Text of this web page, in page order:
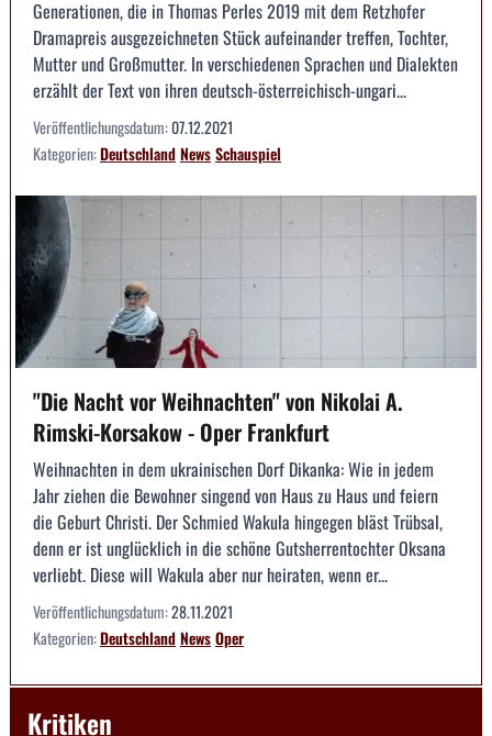
Generationen, die in Thomas Perles 2019 mit dem Retzhofer
Dramapreis ausgezeichneten Stück aufeinander treffen, Tochter,
Mutter und Großmutter. In verschiedenen Sprachen und Dialekten
erzählt der Text von ihren deutsch-österreichisch-ungari...
Veröffentlichungsdatum:07.12.2021
Kategorien:DeutschlandNewsSchauspiel
"Die Nacht vor Weihnachten" von Nikolai A.
Rimski-Korsakow - Oper Frankfurt
Weihnachten in dem ukrainischen Dorf Dikanka: Wie in jedem
Jahr ziehen die Bewohner singend von Haus zu Haus und feiern
die Geburt Christi. Der Schmied Wakula hingegen bläst Trübsal,
denn er ist unglücklich in die schöne Gutsherrentochter Oksana
verliebt. Diese will Wakula aber nur heiraten, wenn er...
Veröffentlichungsdatum:28.11.2021
Kategorien:DeutschlandNewsOper
Kritiken